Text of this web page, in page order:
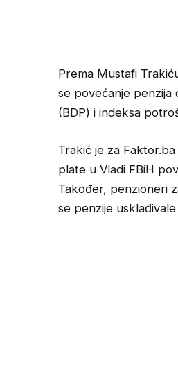
Prema Mustafi
se povećanje penzija
(BDP) i indeksa
Trakić je za
plate u Vladi FBiH
Također, penzioneri
se penzije